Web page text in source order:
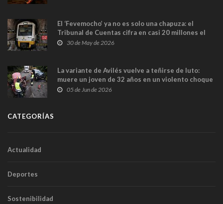
El ‘Fevemocho’ ya no es solo una chapuza: el
Tribunal de Cuentas cifra en casi 20 millones el
sobrecoste de los trenes que no cabían por los
30 de May de 2026
La variante de Avilés vuelve a teñirse de luto:
muere un joven de 32 años en un violento choque
frontal
05 de Jun de 2026
CATEGORÍAS
Actualidad
Deportes
Sostenibilidad